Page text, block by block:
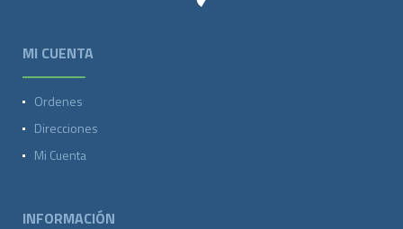
MI CUENTA
Ordenes
Direcciones
Mi Cuenta
INFORMACIÓN